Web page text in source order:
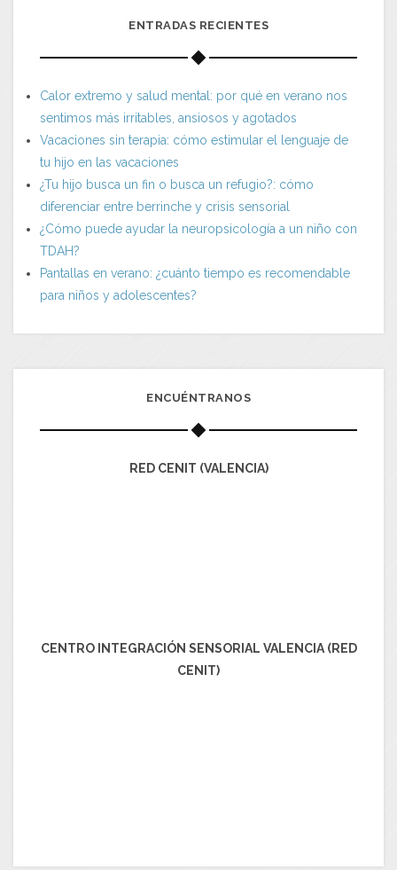
ENTRADAS RECIENTES
Calor extremo y salud mental: por qué en verano nos
sentimos más irritables, ansiosos y agotados
Vacaciones sin terapia: cómo estimular el lenguaje de
tu hijo en las vacaciones
¿Tu hijo busca un fin o busca un refugio?: cómo
diferenciar entre berrinche y crisis sensorial
¿Cómo puede ayudar la neuropsicología a un niño con
TDAH?
Pantallas en verano: ¿cuánto tiempo es recomendable
para niños y adolescentes?
ENCUÉNTRANOS
RED CENIT (VALENCIA)
CENTRO INTEGRACIÓN SENSORIAL VALENCIA (RED
CENIT)